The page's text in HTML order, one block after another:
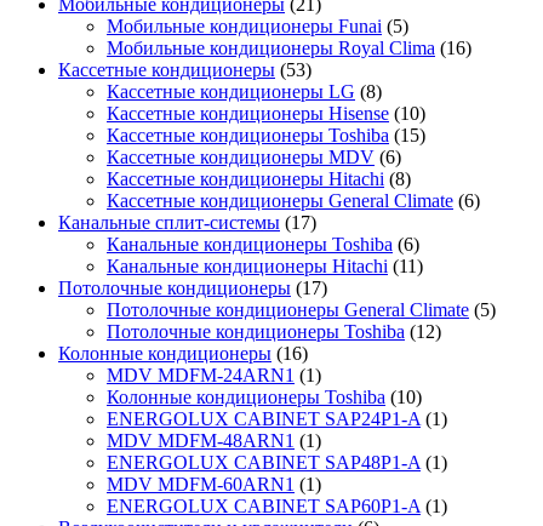
Мобильные кондиционеры Funai (5)
Мобильные кондиционеры Royal Clima (16)
Кассетные кондиционеры (53)
Кассетные кондиционеры LG (8)
Кассетные кондиционеры Hisense (10)
Кассетные кондиционеры Toshiba (15)
Кассетные кондиционеры MDV (6)
Кассетные кондиционеры Hitachi (8)
Кассетные кондиционеры General Climate (6)
Канальные сплит-системы (17)
Канальные кондиционеры Toshiba (6)
Канальные кондиционеры Hitachi (11)
Потолочные кондиционеры (17)
Потолочные кондиционеры General Climate (5)
Потолочные кондиционеры Toshiba (12)
Колонные кондиционеры (16)
MDV MDFM-24ARN1 (1)
Колонные кондиционеры Toshiba (10)
ENERGOLUX CABINET SAP24P1-A (1)
MDV MDFM-48ARN1 (1)
ENERGOLUX CABINET SAP48P1-A (1)
MDV MDFM-60ARN1 (1)
ENERGOLUX CABINET SAP60P1-A (1)